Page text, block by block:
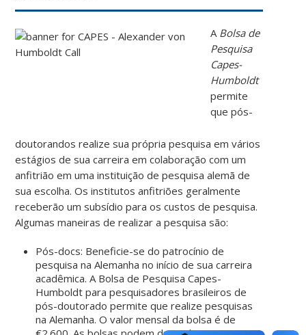
A Bolsa de
Pesquisa
Capes-
Humboldt
permite
que pós-
doutorandos realize sua própria pesquisa em vários
estágios de sua carreira em colaboração com um
anfitrião em uma instituição de pesquisa alemã de
sua escolha. Os institutos anfitriões geralmente
receberão um subsídio para os custos de pesquisa.
Algumas maneiras de realizar a pesquisa são:
Pós-docs: Beneficie-se do patrocínio de
pesquisa na Alemanha no início de sua carreira
acadêmica. A Bolsa de Pesquisa Capes-
Humboldt para pesquisadores brasileiros de
pós-doutorado permite que realize pesquisas
na Alemanha. O valor mensal da bolsa é de